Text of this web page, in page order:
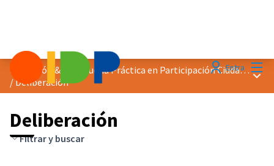
EntraDistinción &quot;Buena Práctica en Participación Ciudadana&quot; 2023
/Deliberación
Deliberación
Filtrar y buscar